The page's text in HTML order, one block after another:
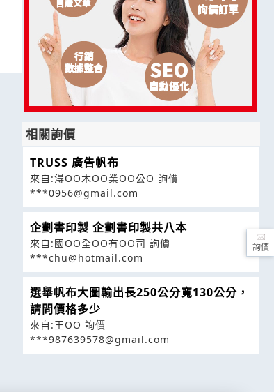
相關詢價
TRUSS 廣告帆布
來自:淂OO木OO業OO公O 詢價
***0956@gmail.com
企劃書印製 企劃書印製共八本
來自:國OO全OO有OO司 詢價
***chu@hotmail.com
選舉帆布大圖輸出長250公分寬130公分，
請問價格多少
來自:王OO 詢價
***987639578@gmail.com
詢價